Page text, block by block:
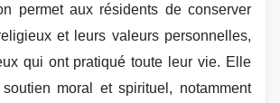
permet aux résidents de conserver
et leurs valeurs personnelles,
qui ont pratiqué toute leur vie. Elle
moral et spirituel, notamment